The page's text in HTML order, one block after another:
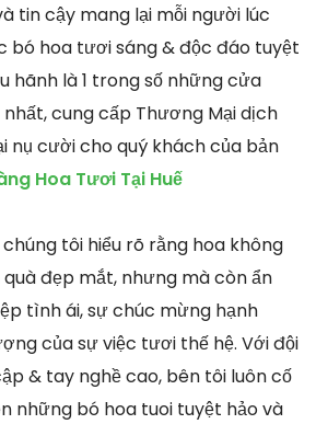
tin cậy mang lại mỗi người lúc
bó hoa tươi sáng & độc đáo tuyệt
hãnh là 1 trong số những cửa
cung cấp Thương Mại dịch
nụ cười cho quý khách của bản
Hoa Tươi Tại Huế
chúng tôi hiểu rõ rằng hoa không
quà đẹp mắt, nhưng mà còn ẩn
tình ái, sự chúc mừng hạnh
của sự việc tươi thế hệ. Với đội
& tay nghề cao, bên tôi luôn cố
những bó hoa tuoi tuyệt hảo và